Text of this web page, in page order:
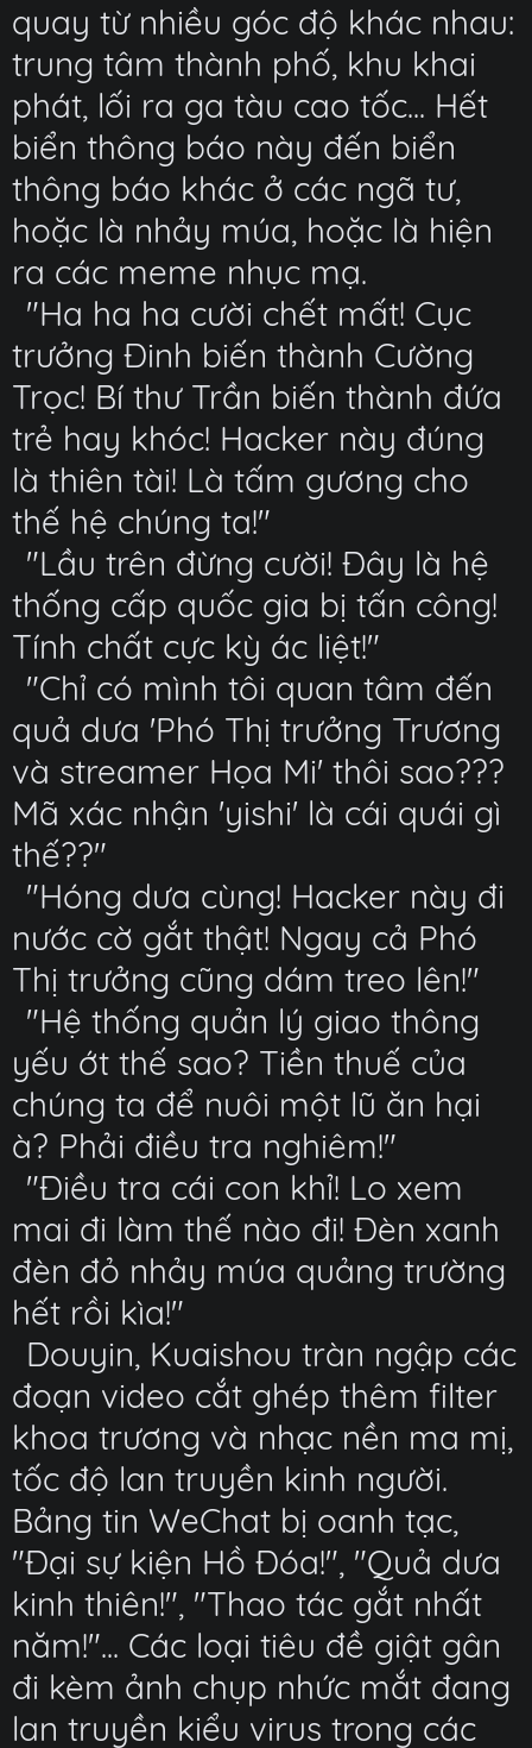
quay từ nhiều góc độ khác nhau:
trung tâm thành phố, khu khai
phát, lối ra ga tàu cao tốc... Hết
biển thông báo này đến biển
thông báo khác ở các ngã tư,
hoặc là nhảy múa, hoặc là hiện
ra các meme nhục mạ.
"Ha ha ha cười chết mất! Cục
trưởng Đinh biến thành Cường
Trọc! Bí thư Trần biến thành đứa
trẻ hay khóc! Hacker này đúng
là thiên tài! Là tấm gương cho
thế hệ chúng ta!"
"Lầu trên đừng cười! Đây là hệ
thống cấp quốc gia bị tấn công!
Tính chất cực kỳ ác liệt!"
"Chỉ có mình tôi quan tâm đến
quả dưa 'Phó Thị trưởng Trương
và streamer Họa Mi' thôi sao???
Mã xác nhận 'yishi' là cái quái gì
thế??"
"Hóng dưa cùng! Hacker này đi
nước cờ gắt thật! Ngay cả Phó
Thị trưởng cũng dám treo lên!"
"Hệ thống quản lý giao thông
yếu ớt thế sao? Tiền thuế của
chúng ta để nuôi một lũ ăn hại
à? Phải điều tra nghiêm!"
"Điều tra cái con khỉ! Lo xem
mai đi làm thế nào đi! Đèn xanh
đèn đỏ nhảy múa quảng trường
hết rồi kìa!"
Douyin, Kuaishou tràn ngập các
đoạn video cắt ghép thêm filter
khoa trương và nhạc nền ma mị,
tốc độ lan truyền kinh người.
Bảng tin WeChat bị oanh tạc,
"Đại sự kiện Hồ Đóa!", "Quả dưa
kinh thiên!", "Thao tác gắt nhất
năm!"... Các loại tiêu đề giật gân
đi kèm ảnh chụp nhức mắt đang
lan truyền kiểu virus trong các